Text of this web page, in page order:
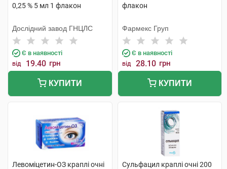
0,25 % 5 мл 1 флакон
Дослідний завод ГНЦЛС
Є в наявності
від 19.40 грн
КУПИТИ
флакон
Фармекс Груп
Є в наявності
від 28.10 грн
КУПИТИ
Левоміцетин-ОЗ краплі очні
Сульфацил краплі очні 200